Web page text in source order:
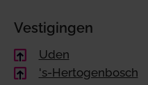
Vestigingen
Uden
's-Hertogenbosch